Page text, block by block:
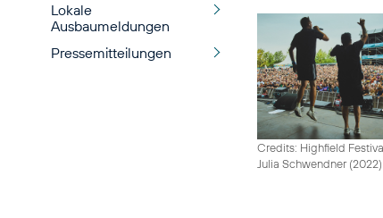
Lokale
Ausbaumeldungen
Pressemitteilungen
Credits: Highfield
Julia Schwendner (2022)